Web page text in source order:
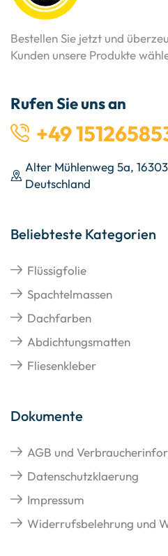
Bestellen Sie jetzt und
Kunden unsere Produkte
Rufen Sie uns an
+49
Alter Mühlenweg 5a,
Deutschland
Beliebteste Kategorien
Flüssigfolie
Spachtelmassen
Dachfarben
Abdichtungsmatten
Fliesenkleber
Dokumente
AGB und
Datenschutzklaerung
Impressum
Widerrufsbelehrung und